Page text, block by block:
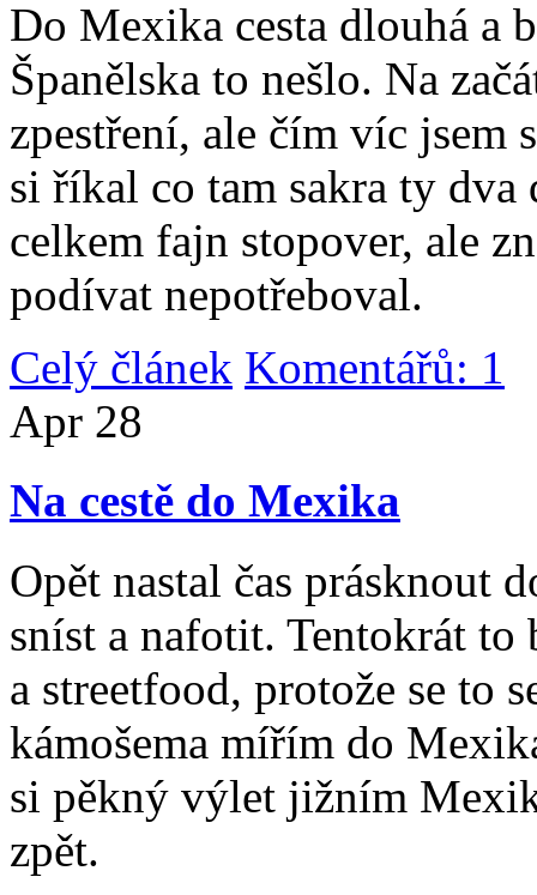
Do Mexika cesta dlouhá a
Španělska to nešlo. Na
zpestření, ale čím víc jsem
si říkal co tam sakra ty
celkem fajn stopover, ale
podívat nepotřeboval.
Celý článek Komentářů: 1
Apr 28
Na cestě do Mexika
Opět nastal čas prásknout
sníst a nafotit. Tentokrát
a streetfood, protože se to
kámošema mířím do
si pěkný výlet jižním
zpět.